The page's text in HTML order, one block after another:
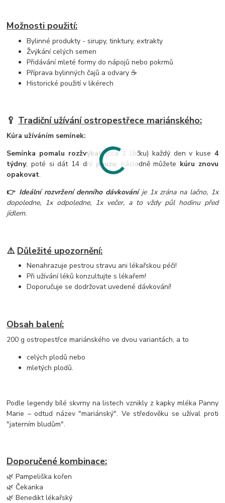
Možnosti použití:
Bylinné produkty - sirupy, tinktury, extrakty
Žvýkání celých semen
Přidávání mleté formy do nápojů nebo pokrmů
Příprava bylinných čajů a odvary ☕
Historické použití v likérech
🥄 Tradiční užívání ostropestřece mariánského:
Kúra užíváním semínek:
Semínka pomalu rozžvýkat(cca 1 lžičku) každý den v kuse 4
týdny; poté si dát 14 dní pauzu; následně můžete kúru znovu
opakovat.
👉 Ideální rozvržení denního dávkováníje 1x zrána na lačno, 1x
dopoledne, 1x odpoledne, 1x večer, a to vždy půl hodinu před
jídlem.
⚠️ Důležité upozornění:
Nenahrazuje pestrou stravu ani lékařskou péči!
Při užívání léků konzultujte s lékařem!
Doporučuje se dodržovat uvedené dávkování!
Obsah balení:
200 g ostropestřce mariánského ve dvou variantách, a to
celých plodů nebo
mletých plodů.
Podle legendy bílé skvrny na listech vznikly z kapky mléka Panny
Marie – odtud název "mariánský". Ve středověku se užíval proti
"jaterním bludům".
Doporučené kombinace:
🌿 Pampeliška kořen
🌿 Čekanka
🌿 Benedikt lékařský